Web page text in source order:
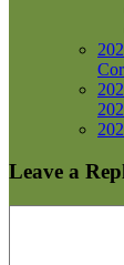
Leave a